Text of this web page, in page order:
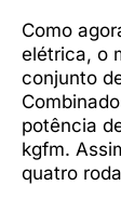
Como
elétrica, o
conjunto
potência
kgfm.
quatro